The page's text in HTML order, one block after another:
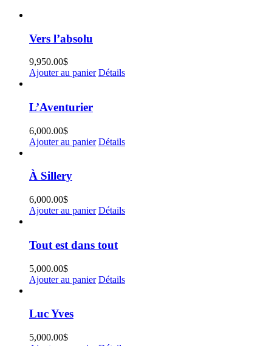
Vers l’absolu
9,950.00$
Ajouter au panier Détails
L’Aventurier
6,000.00$
Ajouter au panier Détails
À Sillery
6,000.00$
Ajouter au panier Détails
Tout est dans tout
5,000.00$
Ajouter au panier Détails
Luc Yves
5,000.00$